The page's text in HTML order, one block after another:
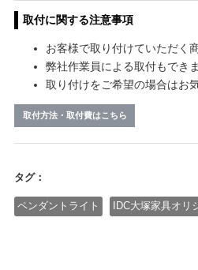
取付に関する注意事項
お客様で取り付けていただく
弊社作業員による取付もでき
取り付けをご希望の場合はお
取付方法・取付費はこちら
タグ：
ペンダントライト IDC大塚家具オリ